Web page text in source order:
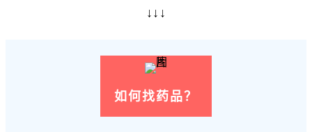
↓↓ ↓
如何找药品？